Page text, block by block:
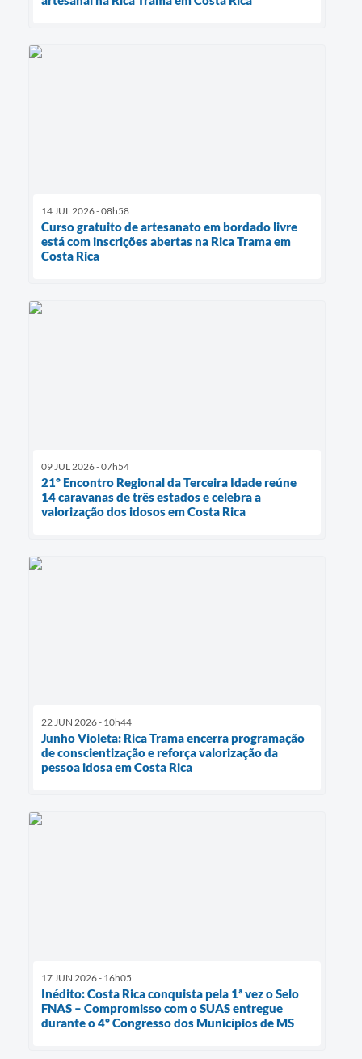
14 JUL 2026 - 08h58
Curso gratuito de artesanato em bordado livre
está com inscrições abertas na Rica Trama em
Costa Rica
09 JUL 2026 - 07h54
21º Encontro Regional da Terceira Idade reúne
14 caravanas de três estados e celebra a
valorização dos idosos em Costa Rica
22 JUN 2026 - 10h44
Junho Violeta: Rica Trama encerra programação
de conscientização e reforça valorização da
pessoa idosa em Costa Rica
17 JUN 2026 - 16h05
Inédito: Costa Rica conquista pela 1ª vez o Selo
FNAS – Compromisso com o SUAS entregue
durante o 4º Congresso dos Municípios de MS